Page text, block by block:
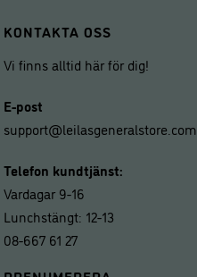
KONTAKTA OSS
Vi finns alltid här för dig!
E-post
support@leilasgeneralstore.com
Telefon kundtjänst:
Vardagar 9-16
Lunchstängt: 12-13
08-667 61 27